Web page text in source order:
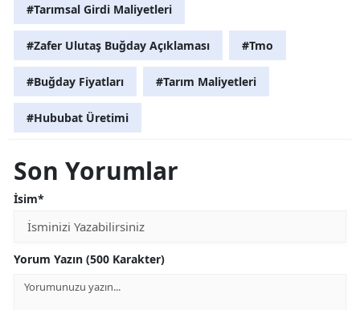
#Tarımsal Girdi Maliyetleri
#Zafer Ulutaş Buğday Açıklaması #Tmo
#Buğday Fiyatları #Tarım Maliyetleri
#Hububat Üretimi
Son Yorumlar
İsim*
Yorum Yazın (500 Karakter)